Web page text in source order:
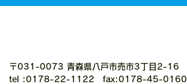
〒031-0073 青森県八戸市売市3丁目2-16
tel :0178-22-1122 fax:0178-45-0160